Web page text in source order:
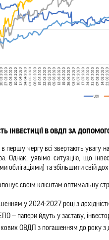
ІНВЕСТИЦІЇ В ОВДП ЗА
в першу чергу всі звертають увагу
Однак, уявімо ситуацію, що
облігаціями) та збільшити
своїм клієнтам оптимальну
у 2024-2027 році з
— папери йдуть у заставу,
ОВДП з погашенням до року з